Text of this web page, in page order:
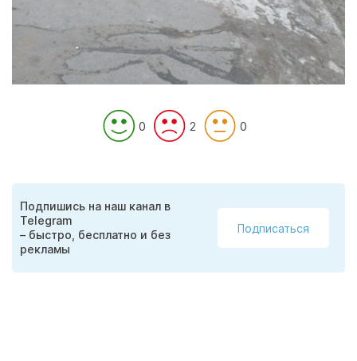
0 2 0
Подпишись на наш канал в
Telegram
– быстро, бесплатно и без
рекламы
Подписаться